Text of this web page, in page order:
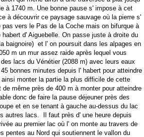
à 1740 m. Une bonne pause s' impose à cet
à découvrir ce paysage sauvage où la pierre s'
vers le Pas de la Coche mais on bifurque à
d' Aiguebelle. On passe juste à droite du
baignoire) et l' on poursuit dans les alpages en
m un mur assez raide après lequel vous
lacs du Vénétier (2088 m) avec leurs eaux
bonnes minutes depuis l' habert pour atteindre
monter la partie la plus difficile de cette
même près de 400 m à monter pour atteindre
donc de faire la pause déjeuner près des
et en se tenant à gauche au-dessus du lac
autres lacs. Il faut près d' une heure depuis
au premier lac où l' on monte au travers de
pentes au Nord qui soutiennent le vallon du